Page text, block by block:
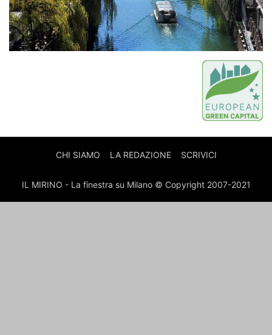
CHI SIAMO LA REDAZIONE SCRIVICI
IL MIRINO - La finestra su Milano © Copyright 2007-2021